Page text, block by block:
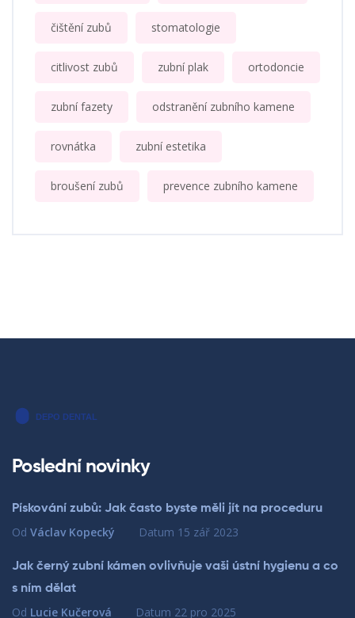
čištění zubů stomatologie
citlivost zubů zubní plak ortodoncie
zubní fazety odstranění zubního kamene
rovnátka zubní estetika
broušení zubů prevence zubního kamene
Poslední novinky
Pískování zubů: Jak často byste měli jít na proceduru
Od Václav Kopecký Datum 15 zář 2023
Jak černý zubní kámen ovlivňuje vaši ústní hygienu a co
s ním dělat
Od Lucie Kučerová Datum 22 pro 2025